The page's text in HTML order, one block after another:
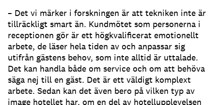
– Det vi märker i forskningen är att tekniken inte är
tillräckligt smart än. Kundmötet som personerna i
receptionen gör är ett högkvalificerat emotionellt
arbete, de läser hela tiden av och anpassar sig
utifrån gästens behov, som inte alltid är uttalade.
Det kan handla både om service och om att behöva
säga nej till en gäst. Det är ett väldigt komplext
arbete. Sedan kan det även bero på vilken typ av
image hotellet har, om en del av hotellupplevelsen